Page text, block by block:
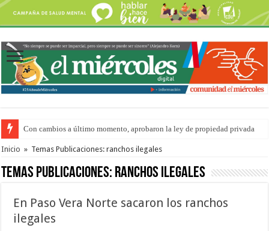
Con cambios a último momento, aprobaron la ley de propiedad privada
Del viernes 7 al domingo 9 de agosto: la agenda ¿A dónde ir? para este
Inicio » Temas Publicaciones: ranchos ilegales
Temas Publicaciones: ranchos ilegales
En Paso Vera Norte sacaron los ranchos
ilegales